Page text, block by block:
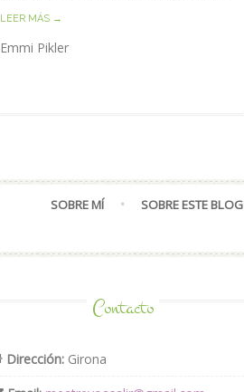
LEER MÁS →
Emmi Pikler
SOBRE MÍ SOBRE ESTE BLOG
Contacto
Dirección: Girona